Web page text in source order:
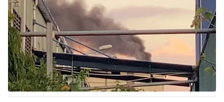
Thế giới
Tin tức
Thế giới đó đây
Câu chuyện quốc tế
Kinh tế
Tài chính
Thị trường
Dữ liệu và đời sống